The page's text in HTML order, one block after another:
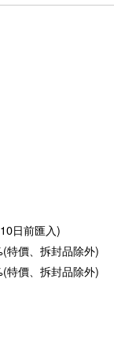
日前匯入)
特價、拆封品除外)
特價、拆封品除外)